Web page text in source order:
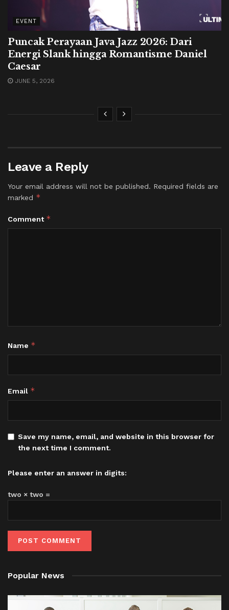
EVENT
Puncak Perayaan Java Jazz 2026: Dari
Energi Slank hingga Romantisme Daniel
Caesar
JUNE 5, 2026
Leave a Reply
Your email address will not be published. Required fields are
marked *
Comment *
Name *
Email *
Save my name, email, and website in this browser for
the next time I comment.
Please enter an answer in digits:
two × two =
Popular News